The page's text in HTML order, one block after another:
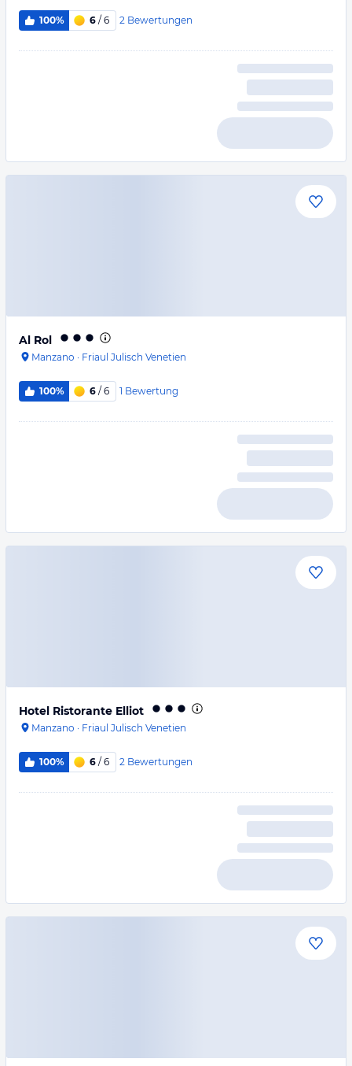
100% 6 / 6 2 Bewertungen
Al Rol
Manzano · Friaul Julisch Venetien
100% 6 / 6 1 Bewertung
Hotel Ristorante Elliot
Manzano · Friaul Julisch Venetien
100% 6 / 6 2 Bewertungen